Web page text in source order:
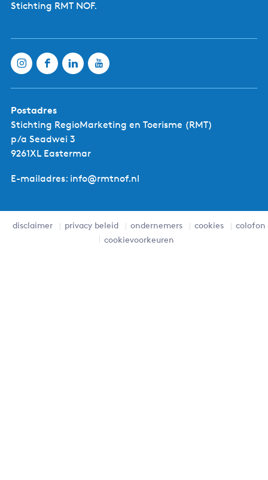
Stichting RMT NOF.
Postadres
Stichting RegioMarketing en Toerisme (RMT)
p/a Seadwei 3
9261XL Eastermar
E-mailadres: info@rmtnof.nl
disclaimer privacy beleid ondernemers cookies
colofon
cookievoorkeuren